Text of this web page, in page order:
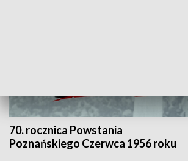
70. rocznica Powstania
Poznańskiego Czerwca 1956 roku